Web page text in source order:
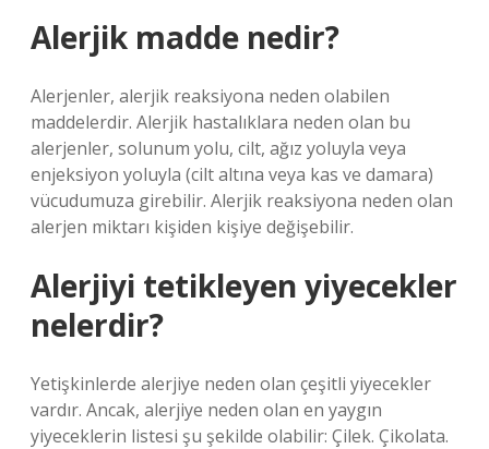
Alerjik madde nedir?
Alerjenler, alerjik reaksiyona neden olabilen
maddelerdir. Alerjik hastalıklara neden olan bu
alerjenler, solunum yolu, cilt, ağız yoluyla veya
enjeksiyon yoluyla (cilt altına veya kas ve damara)
vücudumuza girebilir. Alerjik reaksiyona neden olan
alerjen miktarı kişiden kişiye değişebilir.
Alerjiyi tetikleyen yiyecekler
nelerdir?
Yetişkinlerde alerjiye neden olan çeşitli yiyecekler
vardır. Ancak, alerjiye neden olan en yaygın
yiyeceklerin listesi şu şekilde olabilir: Çilek. Çikolata.